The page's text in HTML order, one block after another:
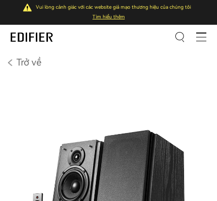
Vui lòng cảnh giác với các website giả mạo thương hiệu của chúng tôi
Tìm hiểu thêm
Trở về